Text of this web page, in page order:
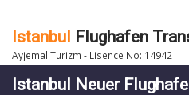
Istanbul Flughafen
Ayjemal Turizm - Lisence No: 14942
Istanbul Neuer